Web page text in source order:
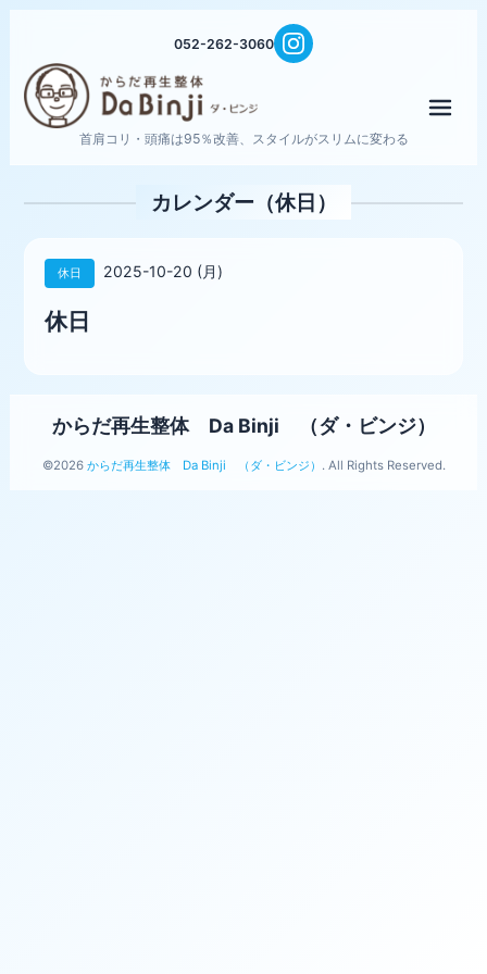
052-262-3060
首肩コリ・頭痛は95％改善、スタイルがスリムに変わる
カレンダー（休日）
休日 2025-10-20 (月)
休日
からだ再生整体 Da Binji （ダ・ビンジ）
©2026 からだ再生整体 Da Binji （ダ・ビンジ） . All Rights Reserved.